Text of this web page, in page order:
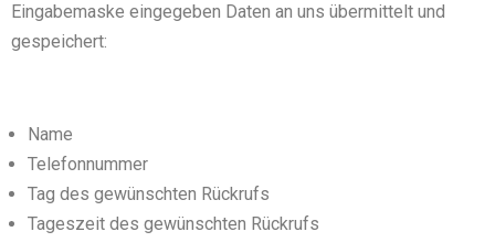
Eingabemaske eingegeben Daten an uns übermittelt und
gespeichert:
Name
Telefonnummer
Tag des gewünschten Rückrufs
Tageszeit des gewünschten Rückrufs